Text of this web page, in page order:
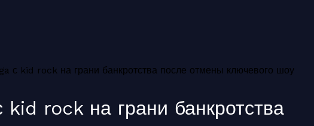
с kid rock на грани банкротства после отмены ключевого шоу
kid rock на грани банкротства